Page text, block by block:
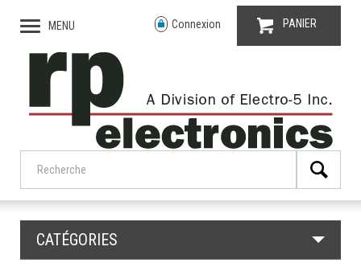
MENU Connexion PANIER
CATÉGORIES